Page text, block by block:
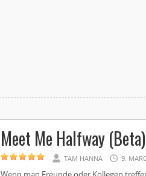
Meet Me Halfway (Beta)
TAM HANNA 9.